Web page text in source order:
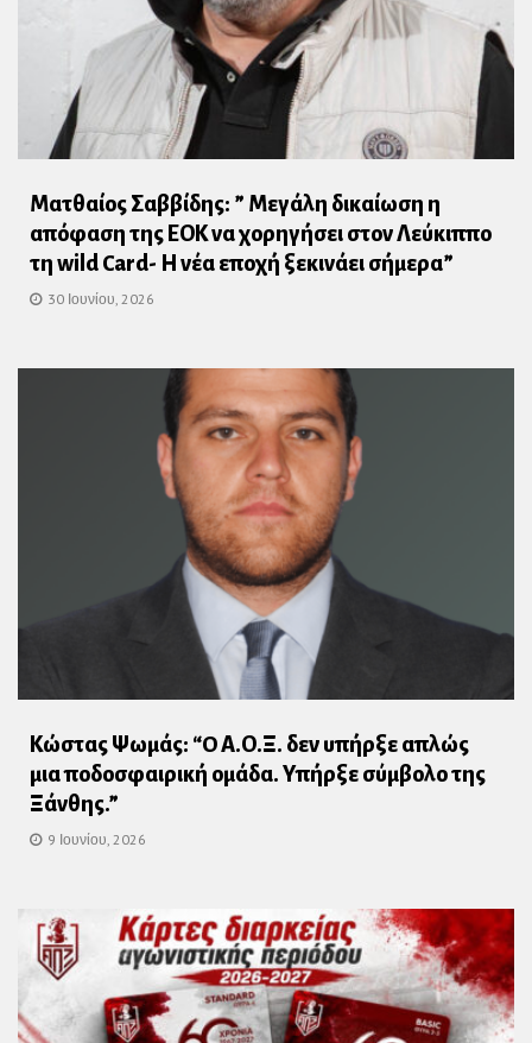
Ματθαίος Σαββίδης: ” Μεγάλη δικαίωση η
απόφαση της ΕΟΚ να χορηγήσει στον Λεύκιππο
τη wild Card- Η νέα εποχή ξεκινάει σήμερα”
30 Ιουνίου, 2026
Κώστας Ψωμάς: “O Α.Ο.Ξ. δεν υπήρξε απλώς
μια ποδοσφαιρική ομάδα. Υπήρξε σύμβολο της
Ξάνθης.”
9 Ιουνίου, 2026